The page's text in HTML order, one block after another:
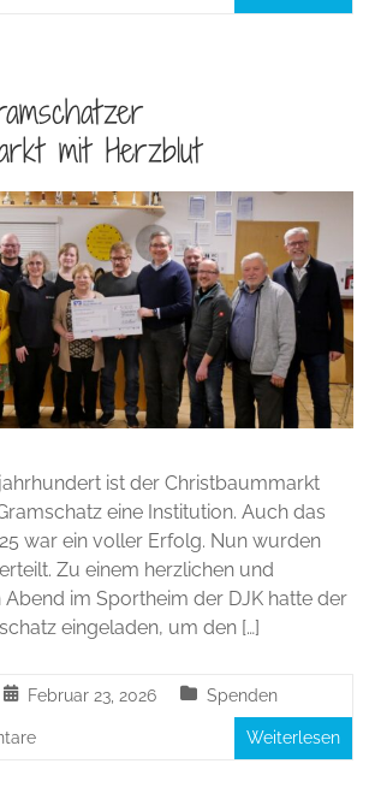
mit Herzblut
ist der Christbaummarkt
eine Institution. Auch das
war ein voller Erfolg. Nun wurden
Zu einem herzlichen und
im Sportheim der DJK hatte der
eingeladen, um den […]
Februar 23, 2026 Spenden
Weiterlesen